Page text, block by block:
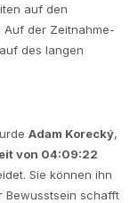
auf den
Auf der Zeitnahme-
des langen
Adam Korecký,
von 04:09:22
Sie können ihn
Bewusstsein schafft